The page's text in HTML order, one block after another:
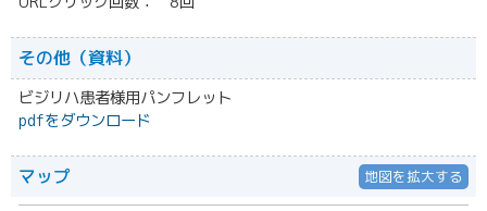
その他（資料）
ビジリハ患者様用パンフレット
pdfをダウンロード
マップ 地図を拡大する